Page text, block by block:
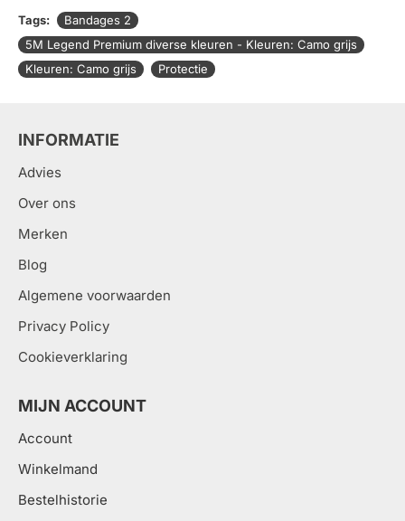
Tags:
Bandages 2
5M Legend Premium diverse kleuren - Kleuren: Camo grijs
Kleuren: Camo grijs
Protectie
INFORMATIE
Advies
Over ons
Merken
Blog
Algemene voorwaarden
Privacy Policy
Cookieverklaring
MIJN ACCOUNT
Account
Winkelmand
Bestelhistorie